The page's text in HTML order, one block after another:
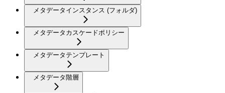
メタデータインスタンス (フォルダ)
メタデータカスケードポリシー
メタデータテンプレート
メタデータ階層